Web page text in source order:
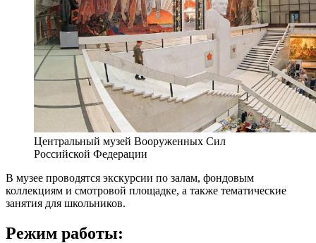
Центральный музей Вооруженных Сил
Российской Федерации
В музее проводятся экскурсии по залам, фондовым
коллекциям и смотровой площадке, а также тематические
занятия для школьников.
Режим работы: